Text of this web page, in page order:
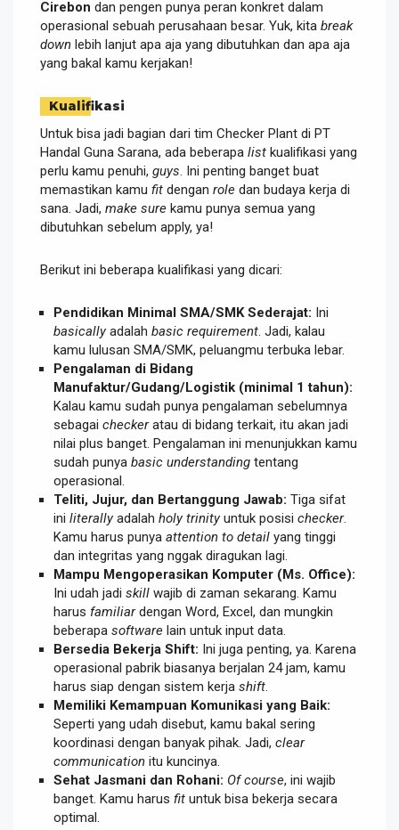
Cirebon dan pengen punya peran konkret dalam
operasional sebuah perusahaan besar. Yuk, kita break
down lebih lanjut apa aja yang dibutuhkan dan apa aja
yang bakal kamu kerjakan!
Kualifikasi
Untuk bisa jadi bagian dari tim Checker Plant di PT
Handal Guna Sarana, ada beberapa list kualifikasi yang
perlu kamu penuhi, guys . Ini penting banget buat
memastikan kamu fit dengan role dan budaya kerja di
sana. Jadi, make sure kamu punya semua yang
dibutuhkan sebelum apply, ya!
Berikut ini beberapa kualifikasi yang dicari:
Pendidikan Minimal SMA/SMK Sederajat: Ini
basicallyadalah basic requirement . Jadi, kalau
kamu lulusan SMA/SMK, peluangmu terbuka lebar.
Pengalaman di Bidang
Manufaktur/Gudang/Logistik (minimal 1 tahun):
Kalau kamu sudah punya pengalaman sebelumnya
sebagai checkeratau di bidang terkait, itu akan jadi
nilai plus banget. Pengalaman ini menunjukkan kamu
sudah punya basic understanding tentang
operasional.
Teliti, Jujur, dan Bertanggung Jawab: Tiga sifat
ini literallyadalah holy trinityuntuk posisi checker.
Kamu harus punya attention to detail yang tinggi
dan integritas yang nggak diragukan lagi.
Mampu Mengoperasikan Komputer (Ms. Office):
Ini udah jadi skill wajib di zaman sekarang. Kamu
harus familiardengan Word, Excel, dan mungkin
beberapa software lain untuk input data.
Bersedia Bekerja Shift: Ini juga penting, ya. Karena
operasional pabrik biasanya berjalan 24 jam, kamu
harus siap dengan sistem kerja shift
Memiliki Kemampuan Komunikasi yang Baik:
Seperti yang udah disebut, kamu bakal sering
koordinasi dengan banyak pihak. Jadi, clear
communication itu kuncinya.
Sehat Jasmani dan Rohani: Of course, ini wajib
banget. Kamu harus fit untuk bisa bekerja secara
optimal.